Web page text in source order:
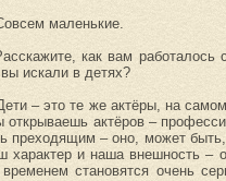
маленькие.
как вам
искали в детях?
– это те же актёры, на
актёров –
преходящим – оно, может
характер и наша внешность –
становятся очень